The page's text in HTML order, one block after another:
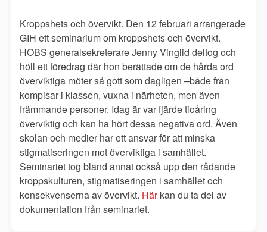
Kroppshets och övervikt. Den 12 februari arrangerade
GIH ett seminarium om kroppshets och övervikt.
HOBS generalsekreterare Jenny Vinglid deltog och
höll ett föredrag där hon berättade om de hårda ord
överviktiga möter så gott som dagligen –både från
kompisar i klassen, vuxna i närheten, men även
främmande personer. Idag är var fjärde tioåring
överviktig och kan ha hört dessa negativa ord. Även
skolan och medier har ett ansvar för att minska
stigmatiseringen mot överviktiga i samhället.
Seminariet tog bland annat också upp den rådande
kroppskulturen, stigmatiseringen i samhället och
konsekvenserna av övervikt. Härkan du ta del av
dokumentation från seminariet.